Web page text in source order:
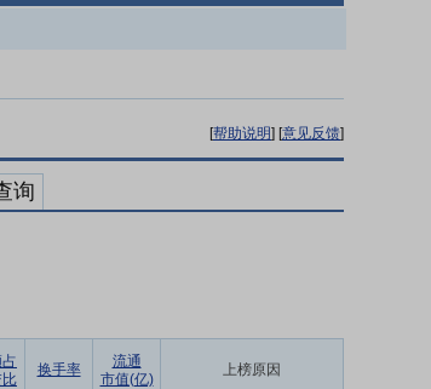
[帮助说明] [意见反馈]
询
换手率
流通
市值(亿)
上榜原因